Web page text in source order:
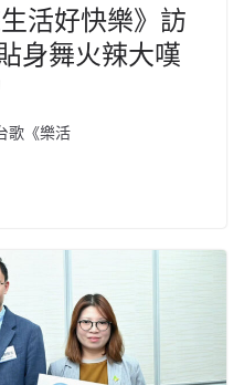
活好快樂》訪
身舞火辣大嘆
歌《樂活